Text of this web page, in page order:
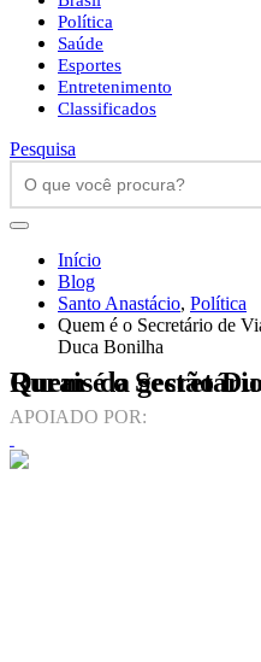
Política
Saúde
Esportes
Entretenimento
Classificados
Pesquisa
Início
Blog
Santo Anastácio, Política
Quem é o Secretário de
Duca Bonilha
Quem é o Secretário de Vias Urbanas e
APOIADO POR: